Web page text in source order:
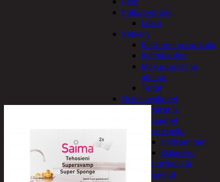
Polkupyöräily
Lukot
Retkeily
Keittimet ja ruokailu
Kylmälaukut
Makuupussit ja
alustat
Teltat
Urheiluvälineet
Kypärät ja
suojaimet
Talviurheilu
Hiihtäminen
Jääkiekko
Vesiurheilu ja
uimalelut